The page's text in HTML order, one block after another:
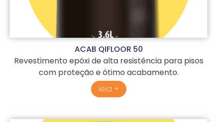
ACAB QIFLOOR 50
Revestimento epóxi de alta resistência para pisos
com proteção e ótimo acabamento.
leia +